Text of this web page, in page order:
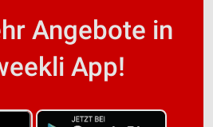
Angebote in
App!